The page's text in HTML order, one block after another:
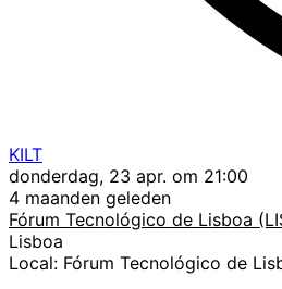
KILT
donderdag, 23 apr. om 21:00
4 maanden geleden
Fórum Tecnológico de Lisboa
Lisboa
Local: Fórum Tecnológico de